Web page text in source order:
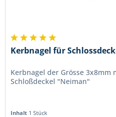
Kerbnagel für
Kerbnagel der Grösse 3x8mm
Schloßdeckel "Neiman"
Inhalt 1 Stück